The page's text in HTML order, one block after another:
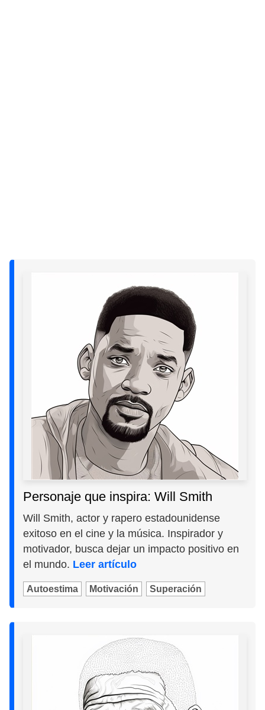
Personaje que inspira: Will Smith
Will Smith, actor y rapero estadounidense
exitoso en el cine y la música. Inspirador y
motivador, busca dejar un impacto positivo en
el mundo. Leer artículo
Autoestima Motivación Superación